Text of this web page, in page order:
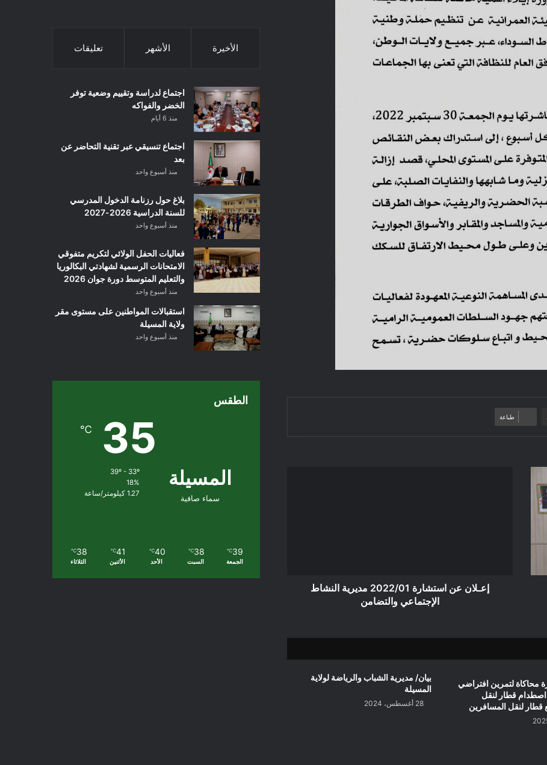
طباعة
إعـلان عن استشارة 2022/01 مديرية النشاط
الإجتماعي والتضامن
مناورة محاكاة لتمرين افتراضي
قطار لنقل
قطار لنقل المسافرين
بيان/ مديرية الشباب والرياضة لولاية
المسيلة
28 أغسطس، 2024
الأخيرة الأشهر تعليقات
اجتماع لدراسة وتقييم وضعية توفر
الخضر والفواكه
منذ 6 أيام
اجتماع تنسيقي عبر تقنية التحاضر عن
بعد
منذ أسبوع واحد
بلاغ حول رزنامة الدخول المدرسي
للسنة الدراسية 2026-2027
منذ أسبوع واحد
فعاليات الحفل الولائي لتكريم متفوقي
الامتحانات الرسمية لشهادتي البكالوريا
والتعليم المتوسط دورة جوان 2026
منذ أسبوع واحد
استقبالات المواطنين على مستوى مقر
ولاية المسيلة
منذ أسبوع واحد
الطقس
المسيلة
سماء صافية
35
℃
18%
1.27 كيلومتر/ساعة
39
℃
الجمعة
38
℃
السبت
40
℃
الأحد
41
℃
الأثنين
38
℃
الثلاثاء